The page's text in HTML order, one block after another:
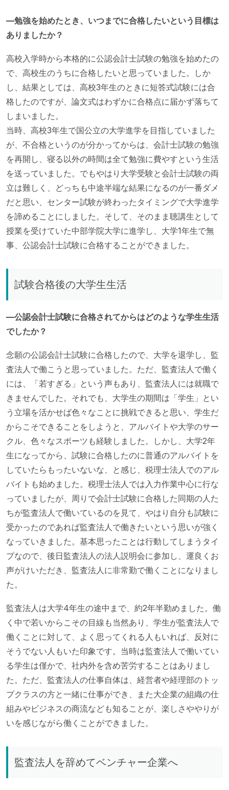
—勉強を始めたとき、いつまでに合格したいという目標は
ありましたか？
高校入学時から本格的に公認会計士試験の勉強を始めたの
で、高校生のうちに合格したいと思っていました。しか
し、結果としては、高校3年生のときに短答式試験には合
格したのですが、論文式はわずかに合格点に届かず落ちて
しまいました。
当時、高校3年生で国公立の大学進学を目指していました
が、不合格というのが分かってからは、会計士試験の勉強
を再開し、寝る以外の時間は全て勉強に費やすという生活
を送っていました。でもやはり大学受験と会計士試験の両
立は難しく、どっちも中途半端な結果になるのが一番ダメ
だと思い、センター試験が終わったタイミングで大学進学
を諦めることにしました。そして、そのまま聴講生として
授業を受けていた中部学院大学に進学し、大学1年生で無
事、公認会計士試験に合格することができました。
試験合格後の大学生生活
—公認会計士試験に合格されてからはどのような学生生活
でしたか？
念願の公認会計士試験に合格したので、大学を退学し、監
査法人で働こうと思っていました。ただ、監査法人で働く
には、「若すぎる」という声もあり、監査法人には就職で
きませんでした。それでも、大学生の期間は「学生」とい
う立場を活かせば色々なことに挑戦できると思い、学生だ
からこそできることをしようと、アルバイトや大学のサー
クル、色々なスポーツも経験しました。しかし、大学2年
生になってから、試験に合格したのに普通のアルバイトを
していたらもったいないな、と感じ、税理士法人でのアル
バイトも始めました。税理士法人では入力作業中心に行な
っていましたが、周りで会計士試験に合格した同期の人た
ちが監査法人で働いているのを見て、やはり自分も試験に
受かったのであれば監査法人で働きたいという思いが強く
なっていきました。基本思ったことは行動してしまうタイ
プなので、後日監査法人の法人説明会に参加し、運良くお
声がけいただき、監査法人に非常勤で働くことになりまし
た。
監査法人は大学4年生の途中まで、約2年半勤めました。働
く中で若いからこその目線も当然あり、学生が監査法人で
働くことに対して、よく思ってくれる人もいれば、反対に
そうでない人もいた印象です。当時は監査法人で働いてい
る学生は僅かで、社内外を含め苦労することはありまし
た。ただ、監査法人の仕事自体は、経営者や経理部のトッ
プクラスの方と一緒に仕事ができ、また大企業の組織の仕
組みやビジネスの商流なども知ることが、楽しさややりが
いを感じながら働くことができました。
監査法人を辞めてベンチャー企業へ